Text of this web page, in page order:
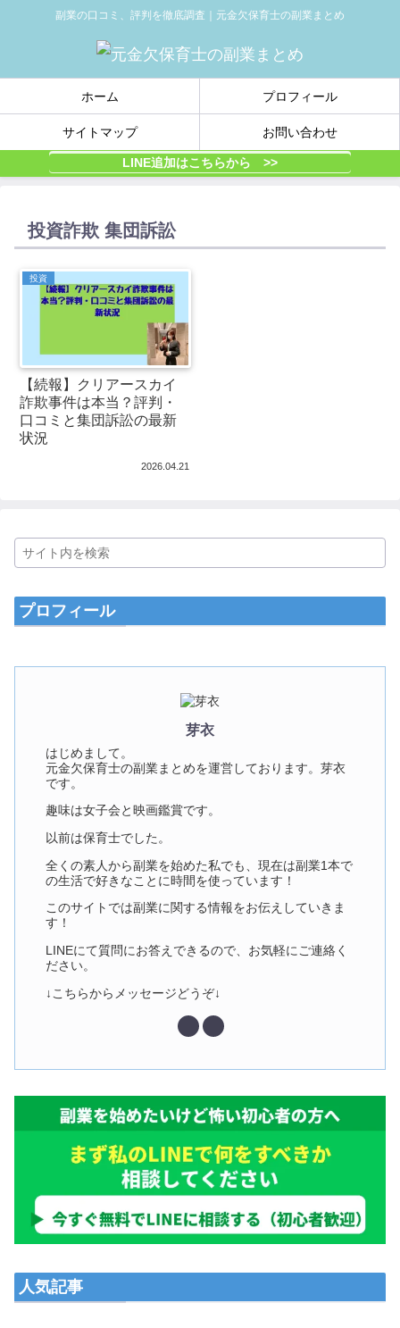
副業の口コミ、評判を徹底調査｜元金欠保育士の副業まとめ
ホーム プロフィール
サイトマップ お問い合わせ
LINE追加はこちらから >>
投資詐欺 集団訴訟
投資
【続報】クリアースカイ
詐欺事件は本当？評判・
口コミと集団訴訟の最新
状況
2026.04.21
プロフィール
芽衣
はじめまして。
元金欠保育士の副業まとめを運営しております。芽衣
です。
趣味は女子会と映画鑑賞です。
以前は保育士でした。
全くの素人から副業を始めた私でも、現在は副業1本で
の生活で好きなことに時間を使っています！
このサイトでは副業に関する情報をお伝えしていきま
す！
LINEにて質問にお答えできるので、お気軽にご連絡く
ださい。
↓こちらからメッセージどうぞ↓
人気記事